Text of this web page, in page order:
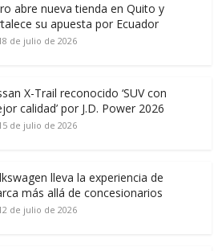
abre nueva tienda en Quito y
su apuesta por Ecuador
de julio de 2026
X-Trail reconocido ‘SUV con
calidad’ por J.D. Power 2026
de julio de 2026
lleva la experiencia de
más allá de concesionarios
de julio de 2026